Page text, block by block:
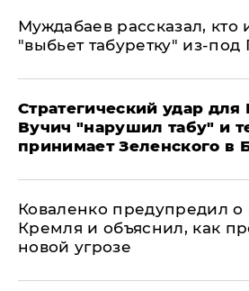
Муждабаев рассказал, кто
"выбьет табуретку" из-под
Стратегический удар для
Вучич "нарушил табу" и
принимает Зеленского в
Коваленко предупредил о
Кремля и объяснил, как
новой угрозе